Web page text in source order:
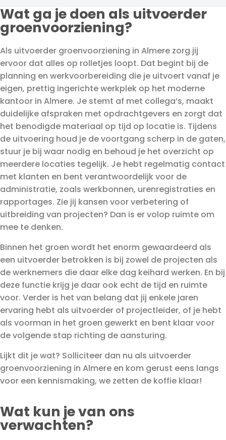
Wat ga je doen als uitvoerder
groenvoorziening?
Als uitvoerder groenvoorziening in Almere zorg jij
ervoor dat alles op rolletjes loopt. Dat begint bij de
planning en werkvoorbereiding die je uitvoert vanaf je
eigen, prettig ingerichte werkplek op het moderne
kantoor in Almere. Je stemt af met collega’s, maakt
duidelijke afspraken met opdrachtgevers en zorgt dat
het benodigde materiaal op tijd op locatie is. Tijdens
de uitvoering houd je de voortgang scherp in de gaten,
stuur je bij waar nodig en behoud je het overzicht op
meerdere locaties tegelijk. Je hebt regelmatig contact
met klanten en bent verantwoordelijk voor de
administratie, zoals werkbonnen, urenregistraties en
rapportages. Zie jij kansen voor verbetering of
uitbreiding van projecten? Dan is er volop ruimte om
mee te denken.
Binnen het groen wordt het enorm gewaardeerd als
een uitvoerder betrokken is bij zowel de projecten als
de werknemers die daar elke dag keihard werken. En bij
deze functie krijg je daar ook echt de tijd en ruimte
voor. Verder is het van belang dat jij enkele jaren
ervaring hebt als uitvoerder of projectleider, of je hebt
als voorman in het groen gewerkt en bent klaar voor
de volgende stap richting de aansturing.
Lijkt dit je wat? Solliciteer dan nu als uitvoerder
groenvoorziening in Almere en kom gerust eens langs
voor een kennismaking, we zetten de koffie klaar!
Wat kun je van ons
verwachten?